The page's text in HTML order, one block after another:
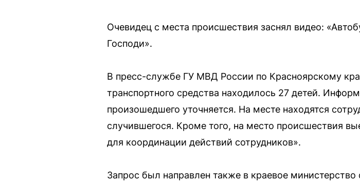
Очевидец с места происшествия заснял видео:
Господи».
В пресс-службе ГУ МВД России по Красноярскому
транспортного средства находилось 27 детей.
произошедшего уточняется. На месте находятся
случившегося. Кроме того, на место происшествия
для координации действий сотрудников».
Запрос был направлен также в краевое